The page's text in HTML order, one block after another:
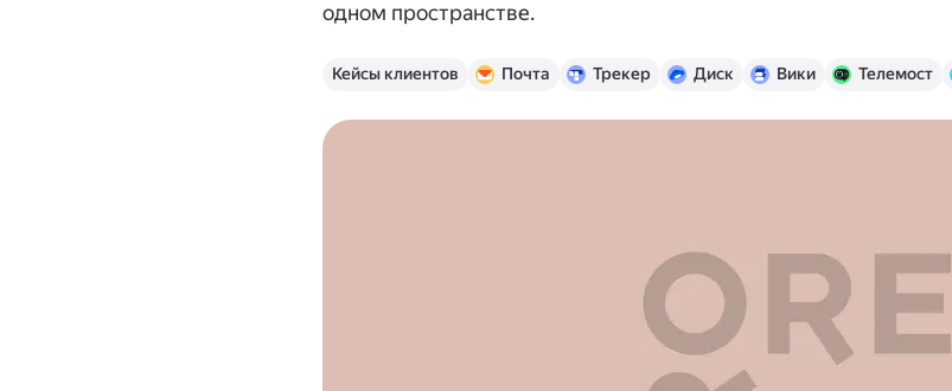
одном пространстве.
Кейсы клиентов Почта Трекер Диск Вики Телемост